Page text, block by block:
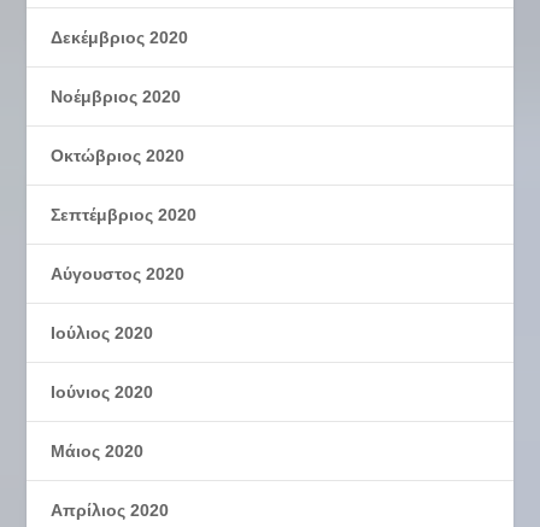
Δεκέμβριος 2020
Νοέμβριος 2020
Οκτώβριος 2020
Σεπτέμβριος 2020
Αύγουστος 2020
Ιούλιος 2020
Ιούνιος 2020
Μάιος 2020
Απρίλιος 2020